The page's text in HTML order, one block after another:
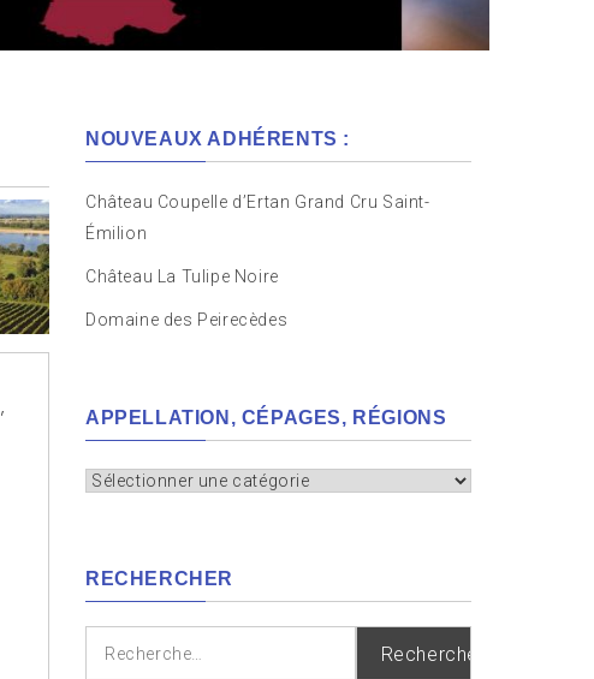
,
NOUVEAUX ADHÉRENTS :
Château Coupelle d’Ertan Grand Cru Saint-
Émilion
Château La Tulipe Noire
Domaine des Peirecèdes
APPELLATION, CÉPAGES, RÉGIONS
Appellation,
RECHERCHER